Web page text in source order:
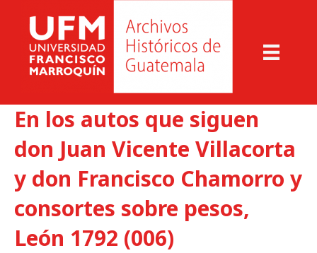
En los autos que siguen
don Juan Vicente Villacorta
y don Francisco Chamorro y
consortes sobre pesos,
León 1792 (006)